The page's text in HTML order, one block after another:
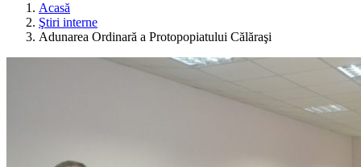
Acasă
Ştiri interne
Adunarea Ordinară a Protopopiatului Călăraşi